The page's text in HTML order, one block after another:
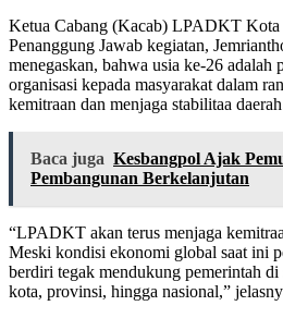
Ketua Cabang (Kacab) LPADKT Kota
Penanggung Jawab kegiatan,
menegaskan, bahwa usia ke-26 adalah
organisasi kepada masyarakat dalam
kemitraan dan menjaga stabilitaa
Baca juga Kesbangpol Ajak
Pembangunan Berkelanjutan
“LPADKT akan terus menjaga
Meski kondisi ekonomi global saat ini
berdiri tegak mendukung pemerintah
kota, provinsi, hingga nasional,”